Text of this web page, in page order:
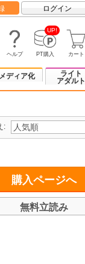
ログイン
ヘルプ
UP!
PT購入 カート
メディア化
ライト
アダルト
:
購入ページへ
無料立読み